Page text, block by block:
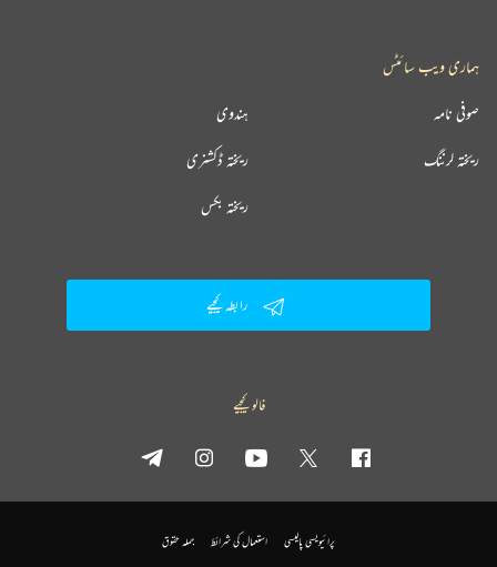
ہماری ویب سائٹس
ہندوی صوفی نامہ
ریختہ ڈکشنری ریختہ لرننگ
ریختہ بکس
رابطہ کیجیے
فالو کیجیے
پرائیویسی پالیسی استعمال کی شرائط جملہ حقوق